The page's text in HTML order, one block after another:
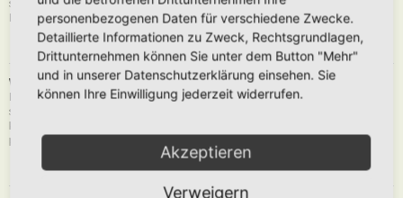
siehst du eine Schaltfläche in der Nähe des Beitrags, um diesen zu melden.
Du wirst dann durch die weiteren Schritte geführt.
Nach oben
Was bewirkt die „Speichern“-Schaltfläche beim Schreiben eines Beitrags?
Hiermit kannst du die geschriebene Entwürfe speichern und zu einem
späteren Zeitpunkt vervollständigen und absenden. Den gesicherten Beitrag
kannst du mit der Funktion „Gespeicherte Entwürfe verwalten“ in deinem
persönlichen Bereich erneut laden.
Nach oben
personenbezogenen Daten für verschiedene Zwecke.
Detaillierte Informationen zu Zweck, Rechtsgrundlagen,
Drittunternehmen können Sie unter dem Button "Mehr"
und in unserer Datenschutzerklärung einsehen. Sie
können Ihre Einwilligung jederzeit widerrufen.
Akzeptieren
Verweigern